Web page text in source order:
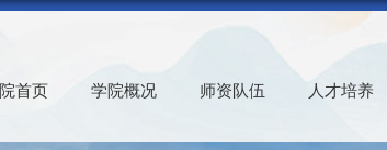
首页 学院概况 师资队伍 人才培养